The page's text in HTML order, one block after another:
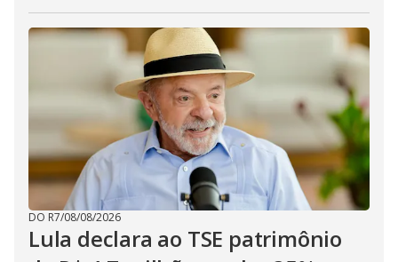
DO R7/08/08/2026
Lula declara ao TSE patrimônio